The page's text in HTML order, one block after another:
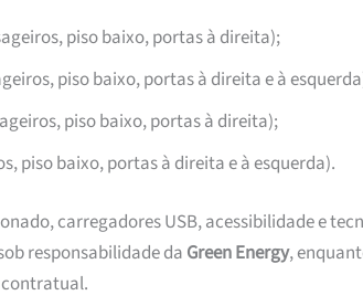
piso baixo, portas à direita);
piso baixo, portas à direita e à
piso baixo, portas à direita);
piso baixo, portas à direita e à esquerda).
carregadores USB, acessibilidade e
responsabilidade da Green Energy,